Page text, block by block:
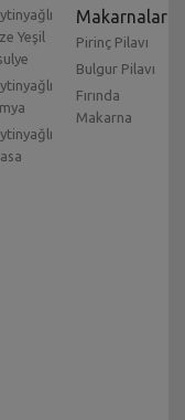
Yeşil
Makarnalar
Pirinç Pilavı
Bulgur Pilavı
Fırında
Makarna